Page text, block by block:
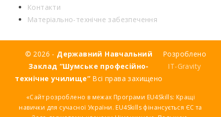
Контакти
Матеріально-технічне забезпечення
© 2026 - Державний Навчальний
Заклад “Шумське професійно-
технічне училище” Всі права захищено
Розроблено
IT-Gravity
«Сайт розроблено в межах Програми EU4Skills: Кращі
навички для сучасної України. EU4Skills фінансується ЄС та